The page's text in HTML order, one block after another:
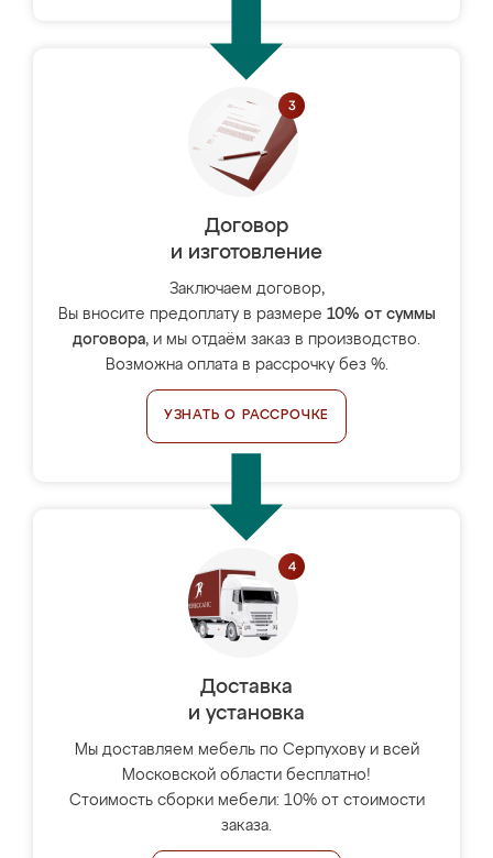
Договор
и изготовление
Заключаем договор,
Вы вносите предоплату в размере 10% от суммы
договора, и мы отдаём заказ в производство.
Возможна оплата в рассрочку без %.
УЗНАТЬ О РАССРОЧКЕ
Доставка
и установка
Мы доставляем мебель по Серпухову и всей
Московской области бесплатно!
Стоимость сборки мебели: 10% от стоимости
заказа.